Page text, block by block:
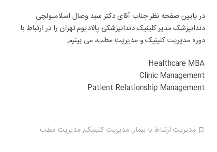
در پایین صفحه نظر جناب آقای دکتر سید وصال اسلامبولچی
دندانپزشک مدیر کلینیک دندانپزشکی پالادیوم تهران را در ارتباط با
دوره مدیریت کلینیک و مدیریت مطب، می بینیم.
Healthcare MBA
Clinic Management
Patient Relationship Management
مدیریت ارتباط با بیمار, مدیریت کلینیک, مدیریت مطب